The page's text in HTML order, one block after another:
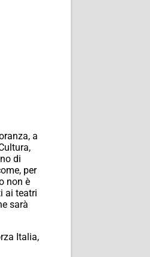
a
di
per
non è
ai teatri
sarà
Italia,